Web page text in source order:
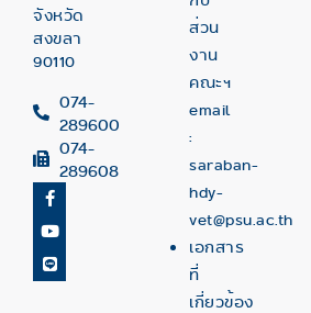
จังหวัด
สงขลา
90110
074-
289600
074-
289608
ส่วน
งาน
คณะฯ
email
:
saraban-
hdy-
vet@psu.ac.th
เอกสาร
ที่
เกี่ยวข้อง